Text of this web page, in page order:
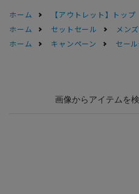
ホーム 【アウトレット】トップ
ホーム
セットセール
メン
ホーム
キャンペーン セー